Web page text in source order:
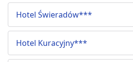
Hotel Świeradów***
Hotel Kuracyjny***